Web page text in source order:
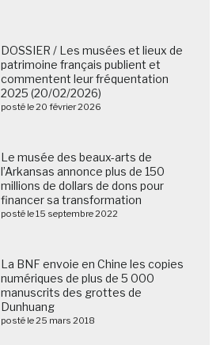
DOSSIER / Les musées et lieux de
patrimoine français publient et
commentent leur fréquentation
2025 (20/02/2026)
posté le 20 février 2026
Le musée des beaux-arts de
l’Arkansas annonce plus de 150
millions de dollars de dons pour
financer sa transformation
posté le 15 septembre 2022
La BNF envoie en Chine les copies
numériques de plus de 5 000
manuscrits des grottes de
Dunhuang
posté le 25 mars 2018